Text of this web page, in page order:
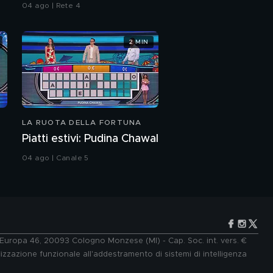
"L'Isola, il mare e te" di
Paolo Vallesi
Omar Fantini è
eliminato dall'Isola
Il percorso di Omar
Fantini sull'Isola
Il percorso di Jey Lillo
04 ago | Rete 4
LA RUOTA DELLA FORTUNA
Piatti estivi: Pudina Chawal
04 ago | Canale 5
2 MIN
46, 20093 Cologno Monzese (MI) - Cap. Soc. int. vers. €
funzionale all'addestramento di sistemi di intelligenza